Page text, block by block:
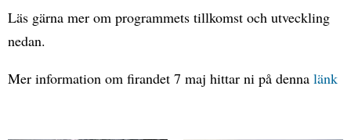
Läs gärna mer om programmets tillkomst och utveckling
nedan.
Mer information om firandet 7 maj hittar ni på denna länk